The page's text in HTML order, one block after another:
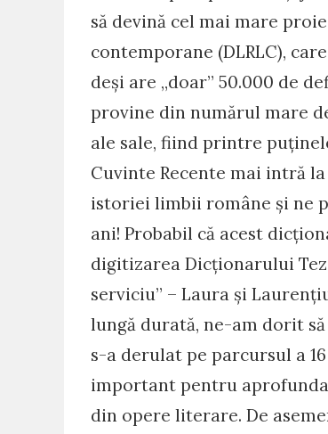
să devină cel mai mare
contemporane (DLRLC),
deși are „doar” 50.000 de
provine din numărul mare
ale sale, fiind printre
Cuvinte Recente mai intră
istoriei limbii române și ne
ani! Probabil că acest
digitizarea Dicționarului
serviciu” – Laura și
lungă durată, ne-am dorit
s-a derulat pe parcursul a
important pentru
din opere literare. De